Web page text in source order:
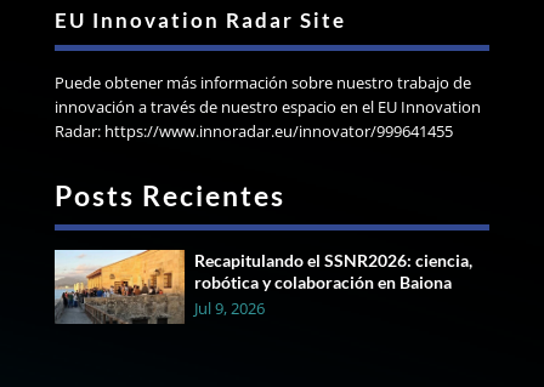
EU Innovation Radar Site
Puede obtener más información sobre nuestro trabajo de
innovación a través de nuestro espacio en el EU Innovation
Radar: https://www.innoradar.eu/innovator/999641455
Posts Recientes
Recapitulando el SSNR2026: ciencia,
robótica y colaboración en Baiona
Jul 9, 2026